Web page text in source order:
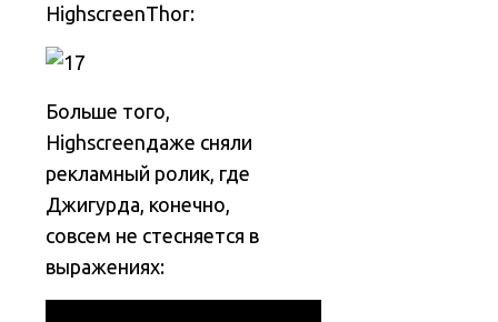
HighscreenThor:
Больше того,
Highscreenдаже сняли
рекламный ролик, где
Джигурда, конечно,
совсем не стесняется в
выражениях: